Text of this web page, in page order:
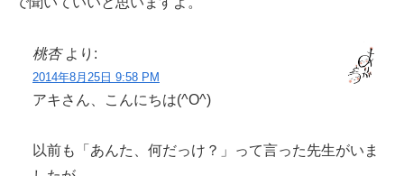
桃杏 より:
2014年8月25日 9:58 PM
アキさん、こんにちは(^O^)
以前も「あんた、何だっけ？」って言った先生がいま